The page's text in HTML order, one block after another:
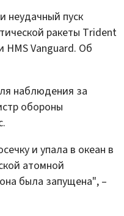
неудачный пуск
ракеты Trident
Vanguard. Об
наблюдения за
обороны
и упала в океан в
атомной
была запущена", –